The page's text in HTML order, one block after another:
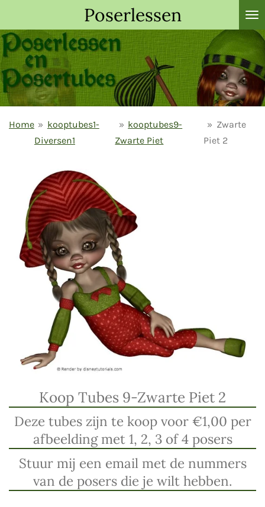
direct
naar
de
hoofdinhoud
Poserlessen
Home » kooptubes1-
Diversen1
» kooptubes9-
Zwarte Piet
» Zwarte
Piet 2
Koop Tubes 9-Zwarte Piet 2
Deze tubes zijn te koop voor €1,00 per
afbeelding met 1, 2, 3 of 4 posers
Stuur mij een email met de nummers
van de posers die je wilt hebben.